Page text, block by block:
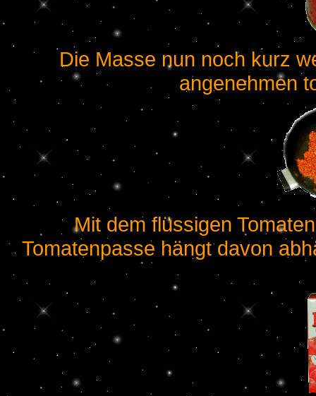
Die Masse nun noch kurz
angenehmen
Mit dem flüssigen
Tomatenpasse hängt davon